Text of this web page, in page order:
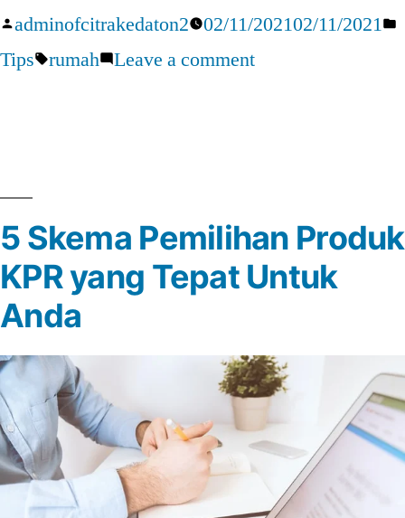
Utama
yang
Rumah
Pertama”
Posted
by
adminofcitrakedaton2 02/11/202102/11/2021
Tips Tags:
rumah Leave a commenton
Harus
Diperhatikan
Rumah
5 Skema Pemilihan Produk
KPR yang Tepat Untuk
Anda